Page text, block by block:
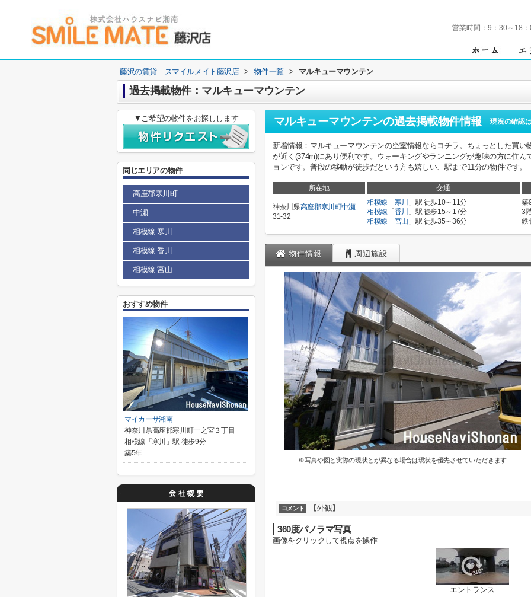
営業時間： 9：30～18
藤沢の賃貸｜スマイルメイト藤沢店 > 物件一覧 > マルキューマウンテン
過去掲載物件：マルキューマウンテン
マルキューマウンテンの過去掲載物件情報 現況の確認
新着情報：マルキューマウンテンの空室情報ならコチラ。ちょっとした買い
が近く(374m)にあり便利です。ウォーキングやランニングが趣味の方に住
ョンです。普段の移動が徒歩だという方も嬉しい、駅まで11分の物件です。
所在地 交通
神奈川県高座郡寒川町中瀬
31-32
相模線 「 寒川
」駅 徒歩10～11分
相模線 「 香川
」駅 徒歩15～17分
相模線 「 宮山 」駅 徒歩35～36分
築
3
鉄
物件情報 周辺施設
※写真や図と実際の現状とが異なる場合は現状を優先させていただきます
コメント 【外観】
360度パノラマ写真
画像をクリックして視点を操作
エントランス
▼ご希望の物件をお探しします
同じエリアの物件
高座郡寒川町
中瀬
相模線 寒川
相模線 香川
相模線 宮山
おすすめ物件
マイカーサ湘南
神奈川県高座郡寒川町一之宮３丁目
相模線「寒川」駅 徒歩9分
築5年